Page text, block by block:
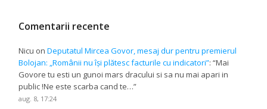
Comentarii recente
Nicu onDeputatul Mircea Govor, mesaj dur pentru premierul
Bolojan: „Românii nu își plătesc facturile cu indicatori”: “Mai
Govore tu esti un gunoi mars dracului si sa nu mai apari in
public !Ne este scarba cand te…”
aug. 8, 17:24